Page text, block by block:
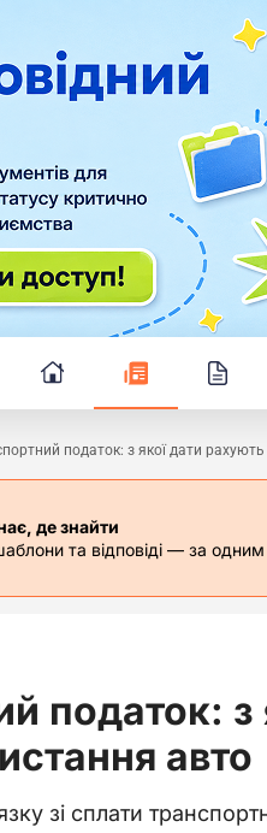
податок: з якої дати
де знайти
та відповіді — за
податок: з
авто
зі сплати